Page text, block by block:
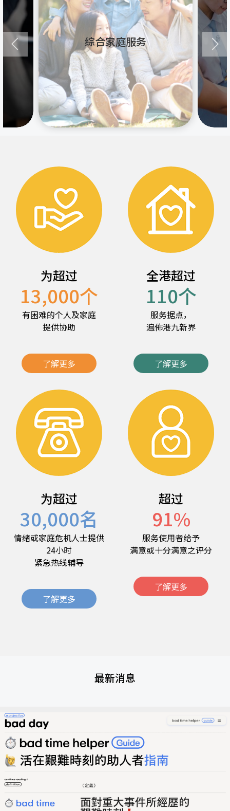
综合家庭服务
为超过
13,000个
有困难的个人及家庭
提供协助
了解更多
全港超过
110个
服务据点，
遍佈港九新界
了解更多
为超过
30,000名
情绪或家庭危机人士提供
24小时
紧急热线辅导
了解更多
超过
91%
服务使用者给予
满意或十分满意之评分
了解更多
最新消息